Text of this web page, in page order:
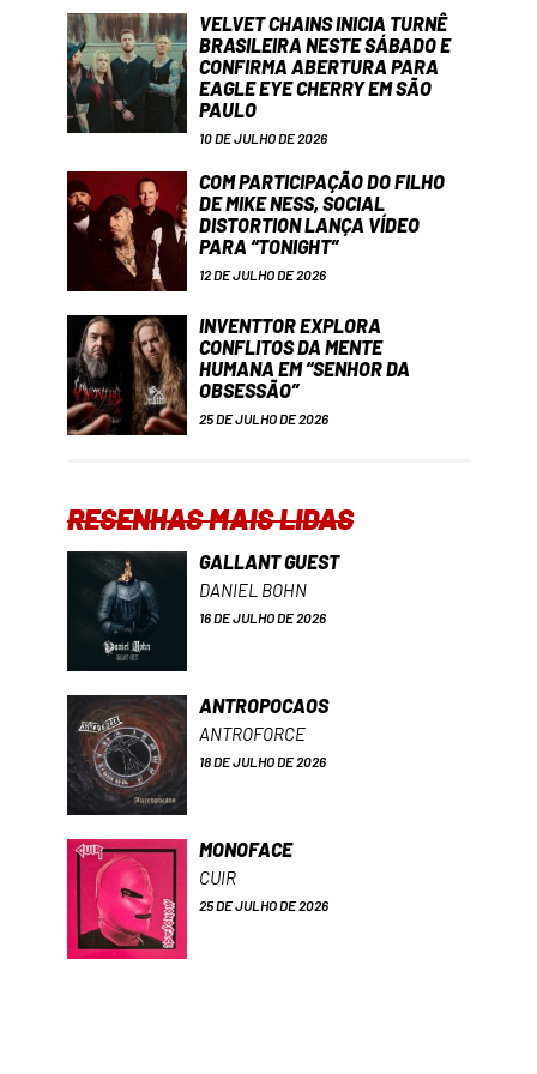
VELVET CHAINS INICIA TURNÊ
BRASILEIRA NESTE SÁBADO E
CONFIRMA ABERTURA PARA
EAGLE EYE CHERRY EM SÃO
PAULO
10 DE JULHO DE 2026
COM PARTICIPAÇÃO DO FILHO
DE MIKE NESS, SOCIAL
DISTORTION LANÇA VÍDEO
PARA “TONIGHT”
12 DE JULHO DE 2026
INVENTTOR EXPLORA
CONFLITOS DA MENTE
HUMANA EM “SENHOR DA
OBSESSÃO”
25 DE JULHO DE 2026
RESENHAS MAIS LIDAS
GALLANT GUEST
DANIEL BOHN
16 DE JULHO DE 2026
ANTROPOCAOS
ANTROFORCE
18 DE JULHO DE 2026
MONOFACE
CUIR
25 DE JULHO DE 2026